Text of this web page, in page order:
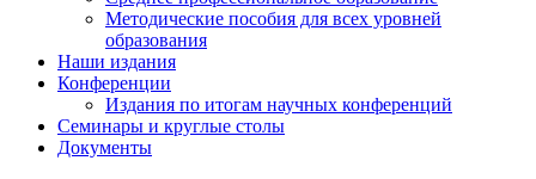
Методические пособия для всех уровней
образования
Наши издания
Конференции
Издания по итогам научных конференций
Семинары и круглые столы
Документы